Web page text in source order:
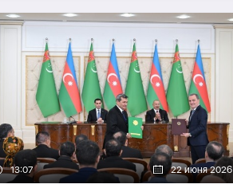
13:07 22 июня 2026